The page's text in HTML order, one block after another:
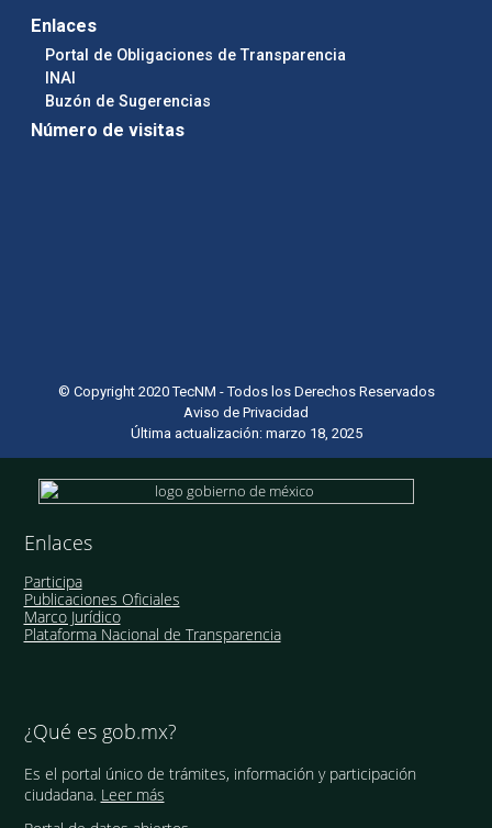
Enlaces
Portal de Obligaciones de Transparencia
INAI
Buzón de Sugerencias
Número de visitas
© Copyright 2020 TecNM - Todos los Derechos Reservados
Aviso de Privacidad
Última actualización: marzo 18, 2025
Enlaces
Participa
Publicaciones Oficiales
Marco Jurídico
Plataforma Nacional de Transparencia
¿Qué es gob.mx?
Es el portal único de trámites, información y participación
ciudadana. Leer más